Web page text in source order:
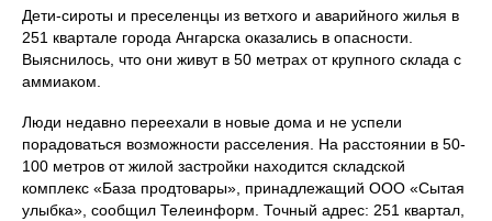
Дети-сироты и преселенцы из ветхого и аварийного жилья в
251 квартале города Ангарска оказались в опасности.
Выяснилось, что они живут в 50 метрах от крупного склада с
аммиаком.
Люди недавно переехали в новые дома и не успели
порадоваться возможности расселения. На расстоянии в 50-
100 метров от жилой застройки находится складской
комплекс «База продтовары», принадлежащий ООО «Сытая
улыбка», сообщил Телеинформ. Точный адрес: 251 квартал,